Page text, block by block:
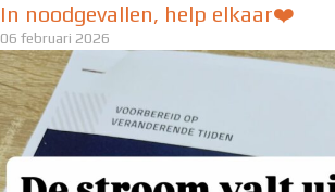
In noodgevallen, help elkaar❤️
06 februari 2026